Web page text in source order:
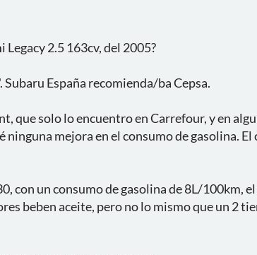
Legacy 2.5 163cv, del 2005?
España recomienda/ba Cepsa.
que solo lo encuentro en Carrefour, y en
mejora en el consumo de gasolina. El
con un consumo de gasolina de 8L/100km,
beben aceite, pero no lo mismo que un 2